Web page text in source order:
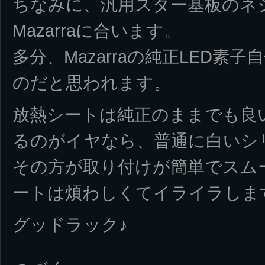
ちなみに、汎用スター基板の
Mazarraに合います。
多分、Mazarraの純正LED素子
のだと思われます。
放熱シートは純正のままでも
るのがイヤなら、普通に白い
その方が取り付けが簡単でス
ートは煩わしくてイライラし
グッドラック♪